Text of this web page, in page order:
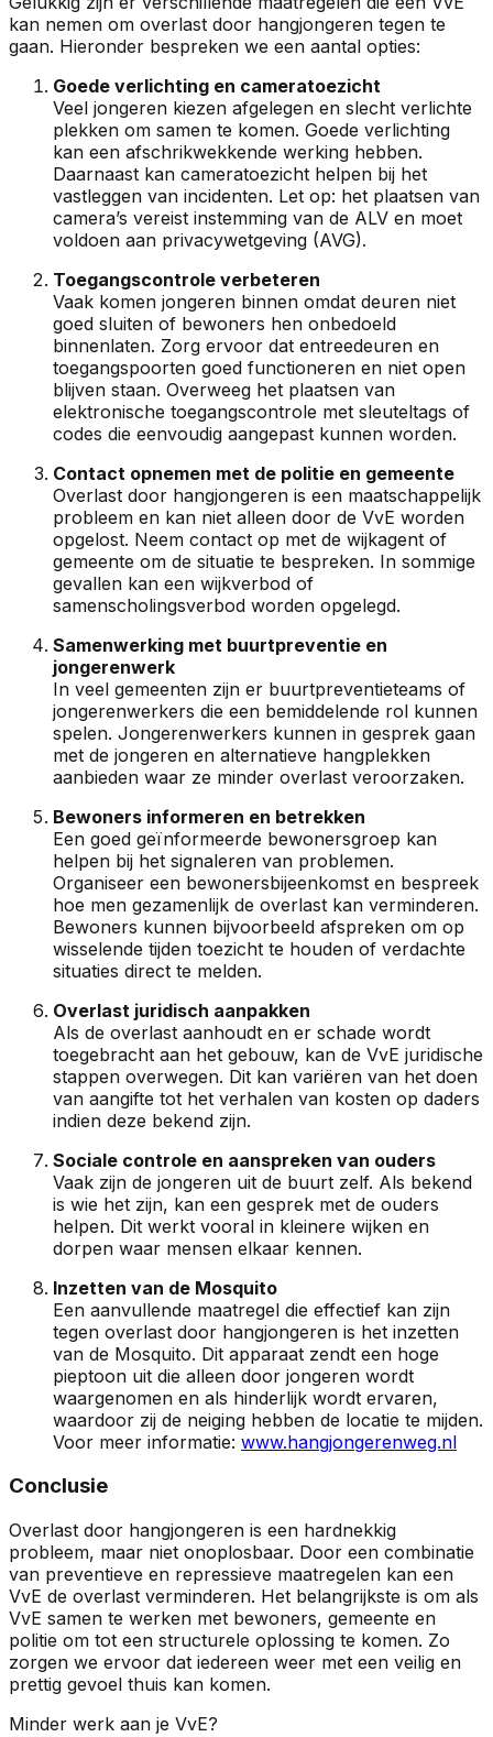
kan nemen om overlast door hangjongeren tegen te
gaan. Hieronder bespreken we een aantal opties:
Goede verlichting en cameratoezicht
Veel jongeren kiezen afgelegen en slecht verlichte
plekken om samen te komen. Goede verlichting
kan een afschrikwekkende werking hebben.
Daarnaast kan cameratoezicht helpen bij het
vastleggen van incidenten. Let op: het plaatsen van
camera’s vereist instemming van de ALV en moet
voldoen aan privacywetgeving (AVG).
Toegangscontrole verbeteren
Vaak komen jongeren binnen omdat deuren niet
goed sluiten of bewoners hen onbedoeld
binnenlaten. Zorg ervoor dat entreedeuren en
toegangspoorten goed functioneren en niet open
blijven staan. Overweeg het plaatsen van
elektronische toegangscontrole met sleuteltags of
codes die eenvoudig aangepast kunnen worden.
Contact opnemen met de politie en gemeente
Overlast door hangjongeren is een maatschappelijk
probleem en kan niet alleen door de VvE worden
opgelost. Neem contact op met de wijkagent of
gemeente om de situatie te bespreken. In sommige
gevallen kan een wijkverbod of
samenscholingsverbod worden opgelegd.
Samenwerking met buurtpreventie en
jongerenwerk
In veel gemeenten zijn er buurtpreventieteams of
jongerenwerkers die een bemiddelende rol kunnen
spelen. Jongerenwerkers kunnen in gesprek gaan
met de jongeren en alternatieve hangplekken
aanbieden waar ze minder overlast veroorzaken.
Bewoners informeren en betrekken
Een goed geïnformeerde bewonersgroep kan
helpen bij het signaleren van problemen.
Organiseer een bewonersbijeenkomst en bespreek
hoe men gezamenlijk de overlast kan verminderen.
Bewoners kunnen bijvoorbeeld afspreken om op
wisselende tijden toezicht te houden of verdachte
situaties direct te melden.
Overlast juridisch aanpakken
Als de overlast aanhoudt en er schade wordt
toegebracht aan het gebouw, kan de VvE juridische
stappen overwegen. Dit kan variëren van het doen
van aangifte tot het verhalen van kosten op daders
indien deze bekend zijn.
Sociale controle en aanspreken van ouders
Vaak zijn de jongeren uit de buurt zelf. Als bekend
is wie het zijn, kan een gesprek met de ouders
helpen. Dit werkt vooral in kleinere wijken en
dorpen waar mensen elkaar kennen.
Inzetten van de Mosquito
Een aanvullende maatregel die effectief kan zijn
tegen overlast door hangjongeren is het inzetten
van de Mosquito. Dit apparaat zendt een hoge
pieptoon uit die alleen door jongeren wordt
waargenomen en als hinderlijk wordt ervaren,
waardoor zij de neiging hebben de locatie te mijden.
Voor meer informatie: www.hangjongerenweg.nl
Conclusie
Overlast door hangjongeren is een hardnekkig
probleem, maar niet onoplosbaar. Door een combinatie
van preventieve en repressieve maatregelen kan een
VvE de overlast verminderen. Het belangrijkste is om als
VvE samen te werken met bewoners, gemeente en
politie om tot een structurele oplossing te komen. Zo
zorgen we ervoor dat iedereen weer met een veilig en
prettig gevoel thuis kan komen.
Minder werk aan je VvE?